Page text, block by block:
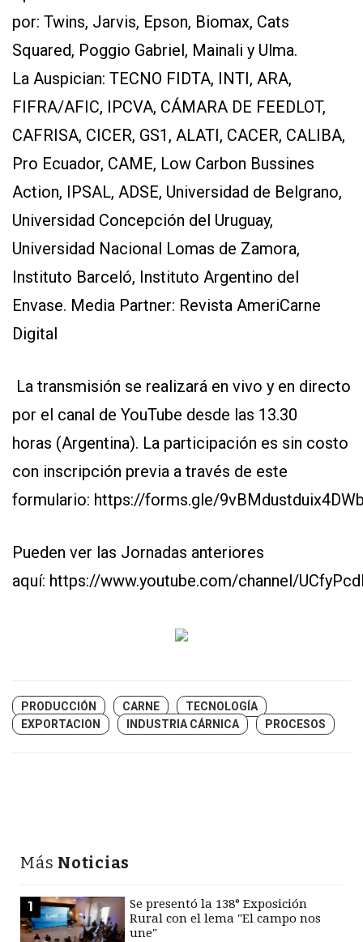
por: Twins, Jarvis, Epson, Biomax, Cats
Squared, Poggio Gabriel, Mainali y Ulma.
La Auspician: TECNO FIDTA, INTI, ARA,
FIFRA/AFIC, IPCVA, CÁMARA DE FEEDLOT,
CAFRISA, CICER, GS1, ALATI, CACER, CALIBA,
Pro Ecuador, CAME, Low Carbon Bussines
Action, IPSAL, ADSE, Universidad de Belgrano,
Universidad Concepción del Uruguay,
Universidad Nacional Lomas de Zamora,
Instituto Barceló, Instituto Argentino del
Envase. Media Partner: Revista AmeriCarne
Digital
La transmisión se realizará en vivo y en directo
por el canal de YouTube desde las 13.30
horas (Argentina). La participación es sin costo
con inscripción previa a través de este
formulario: https://forms.gle/
Pueden ver las Jornadas anteriores
aquí: https://www.youtube.com/channel/
PRODUCCIÓN CARNE
TECNOLOGÍA
EXPORTACION
INDUSTRIA CÁRNICA PROCESOS
Más Noticias
1
Se presentó la 138° Exposición
Rural con el lema "El campo nos
une"